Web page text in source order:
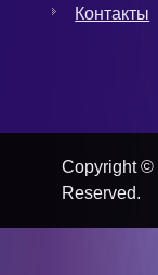
Контакты
Copyright ©
Reserved.